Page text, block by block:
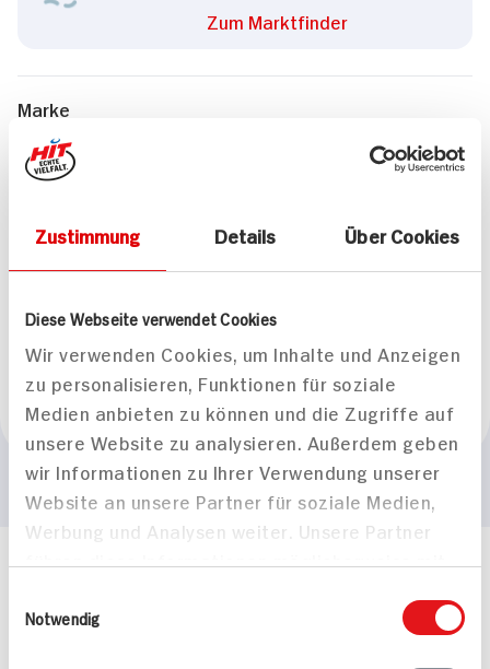
Zustimmung Details Über Cookies
Diese Webseite verwendet Cookies
Wir verwenden Cookies, um Inhalte und Anzeigen
zu personalisieren, Funktionen für soziale
Medien anbieten zu können und die Zugriffe auf
unsere Website zu analysieren. Außerdem geben
wir Informationen zu Ihrer Verwendung unserer
Website an unsere Partner für soziale Medien,
Werbung und Analysen weiter. Unsere Partner
bereitgestellt haben oder die sie im Rahmen
Notwendig
Zum Marktfinder
Marke
Heinrich Gies
Gesamteindruck
Passt zu
gegrilltem Fleisch, Pasta, Pizza
Empfohlene Trinktemperatur
kontakt